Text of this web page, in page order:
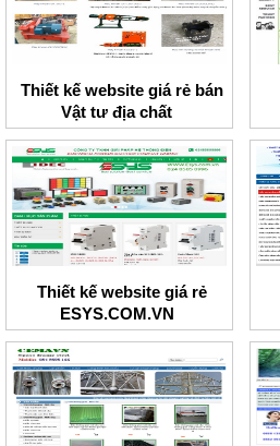
Thiết kế website giá rẻ bán
Vật tư địa chất
Thiết kế website giá rẻ
ESYS.COM.VN